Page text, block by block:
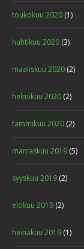
toukokuu 2020 (1)
huhtikuu 2020 (3)
maaliskuu 2020 (2)
helmikuu 2020 (2)
tammikuu 2020 (2)
marraskuu 2019 (5)
syyskuu 2019 (2)
elokuu 2019 (2)
heinäkuu 2019 (1)